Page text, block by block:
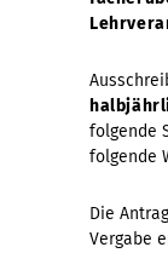
folgende
folgende
Die
Vergabe